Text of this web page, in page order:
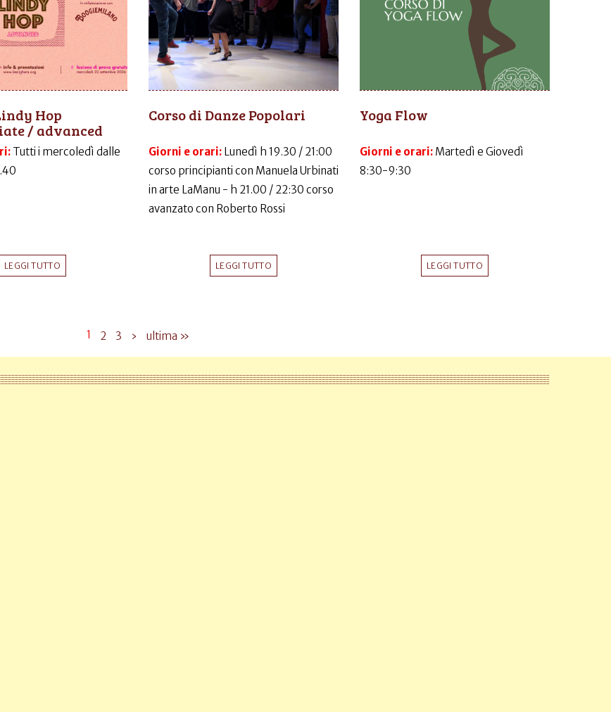
Hop
/ advanced
Tutti i mercoledì dalle
LEGGI TUTTO
Corso di Danze Popolari
Giorni e orari: Lunedì h 19.30 / 21:00
corso principianti con Manuela Urbinati
in arte LaManu - h 21.00 / 22:30 corso
avanzato con Roberto Rossi
LEGGI TUTTO
Yoga Flow
Giorni e orari: Martedì e Giovedì
8:30-9:30
LEGGI TUTTO
1 2 3 › ultima »